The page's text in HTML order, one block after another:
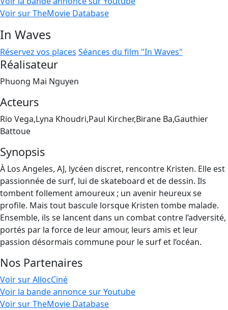
Voir sur TheMovie Database
In Waves
Réservez vos places Séances du film "In Waves"
Réalisateur
Phuong Mai Nguyen
Acteurs
Rio Vega,Lyna Khoudri,Paul Kircher,Birane Ba,Gauthier
Battoue
Synopsis
À Los Angeles, AJ, lycéen discret, rencontre Kristen. Elle est
passionnée de surf, lui de skateboard et de dessin. Ils
tombent follement amoureux ; un avenir heureux se
profile. Mais tout bascule lorsque Kristen tombe malade.
Ensemble, ils se lancent dans un combat contre l’adversité,
portés par la force de leur amour, leurs amis et leur
passion désormais commune pour le surf et l’océan.
Nos Partenaires
Voir sur AllocCiné
Voir la bande annonce sur Youtube
Voir sur TheMovie Database